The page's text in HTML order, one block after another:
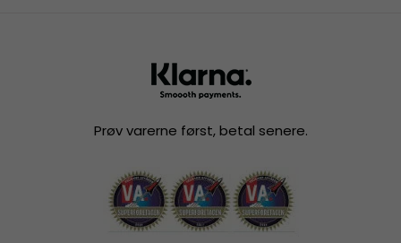
Prøv varerne først, betal senere.